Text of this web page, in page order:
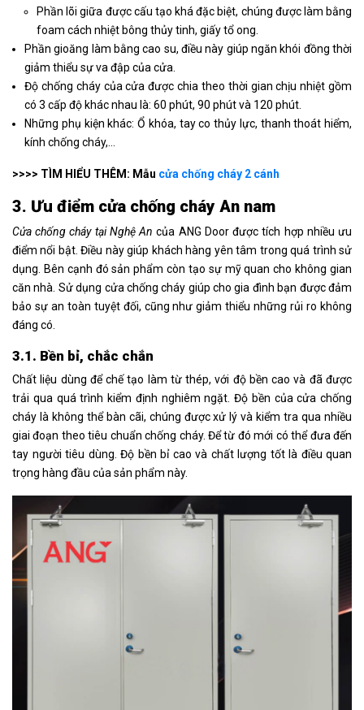
Phần lõi giữa được cấu tạo khá đặc biệt, chúng được làm bằng
foam cách nhiệt bông thủy tinh, giấy tổ ong.
Phần gioăng làm bằng cao su, điều này giúp ngăn khói đồng thời
giảm thiểu sự va đập của cửa.
Độ chống cháy của cửa được chia theo thời gian chịu nhiệt gồm
có 3 cấp độ khác nhau là: 60 phút, 90 phút và 120 phút.
Những phụ kiện khác: Ổ khóa, tay co thủy lực, thanh thoát hiểm,
kính chống cháy,…
>>>> TÌM HIỂU THÊM: Mẫu cửa chống cháy 2 cánh
3. Ưu điểm cửa chống cháy An nam
Cửa chống cháy tại Nghệ An của ANG Door được tích hợp nhiều ưu
điểm nổi bật. Điều này giúp khách hàng yên tâm trong quá trình sử
dụng. Bên cạnh đó sản phẩm còn tạo sự mỹ quan cho không gian
căn nhà. Sử dụng cửa chống cháy giúp cho gia đình bạn được đảm
bảo sự an toàn tuyệt đối, cũng như giảm thiểu những rủi ro không
đáng có.
3.1. Bền bỉ, chắc chắn
Chất liệu dùng để chế tạo làm từ thép, với độ bền cao và đã được
trải qua quá trình kiểm định nghiêm ngặt. Độ bền của cửa chống
cháy là không thể bàn cãi, chúng được xử lý và kiểm tra qua nhiều
giai đoạn theo tiêu chuẩn chống cháy. Để từ đó mới có thể đưa đến
tay người tiêu dùng. Độ bền bỉ cao và chất lượng tốt là điều quan
trọng hàng đầu của sản phẩm này.